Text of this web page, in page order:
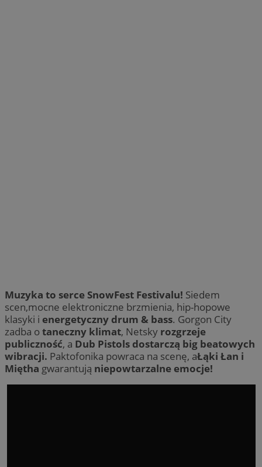
Muzyka to serce SnowFest Festivalu! Siedem
scen,mocne elektroniczne brzmienia, hip-hopowe
klasyki i energetyczny drum & bass. Gorgon City
zadba otaneczny klimat, Netsky rozgrzeje
publiczność, a Dub Pistols dostarczą big beatowych
wibracji. Paktofonika powraca na scenę, aŁąki Łan i
Miętha gwarantują niepowtarzalne emocje!